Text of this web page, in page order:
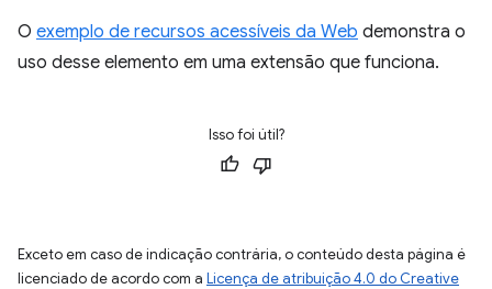
O exemplo de recursos acessíveis da Web demonstra o
uso desse elemento em uma extensão que funciona.
Isso foi útil?
Exceto em caso de indicação contrária, o conteúdo desta página é
licenciado de acordo com a Licença de atribuição 4.0 do Creative